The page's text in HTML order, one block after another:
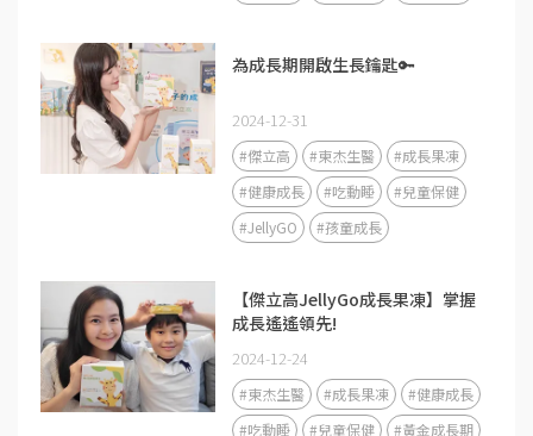
為成長期開啟生長鑰匙🔑
2024-12-31
#傑立高 #東杰生醫
#成長果凍
#健康成長
#吃動睡
#兒童保健
#JellyGO
#孩童成長
【傑立高JellyGo成長果凍】掌握
成長遙遙領先!
2024-12-24
#東杰生醫 #成長果凍
#健康成長
#吃動睡
#兒童保健 #黃金成長期